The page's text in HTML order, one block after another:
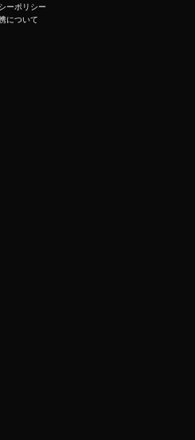
ーポリシー
について